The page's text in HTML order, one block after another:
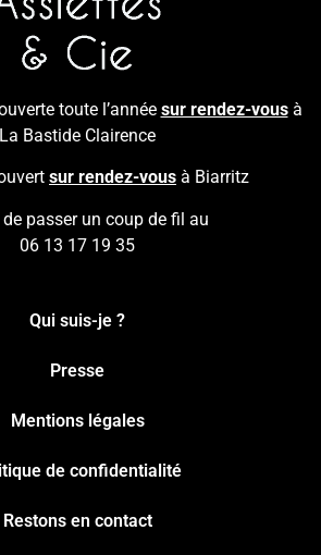
toute l’année sur rendez-vousà
La Bastide Clairence
sur rendez-vous à Biarritz
passer un coup de fil au
06 13 17 19 35
Qui suis-je ?
Presse
Mentions légales
de confidentialité
Restons en contact